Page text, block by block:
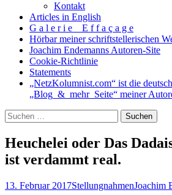
Kontakt
Articles in English
G a l e r i e _ E f f a ç a g e
Hörbar meiner schriftstellerischen
Joachim Endemanns Autoren-Site
Cookie-Richtlinie
Statements
„NetzKolumnist.com“ ist die
„Blog_&_mehr_Seite“ meiner
Suchen
nach:
Heuchelei oder Das
ist verdammt real.
13. Februar 2017StellungnahmenJoachim